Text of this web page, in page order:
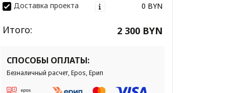
Доставка проекта
0 BYN
Итого: 2 300 BYN
СПОСОБЫ ОПЛАТЫ:
Безналичный расчет, Epos, Ерип